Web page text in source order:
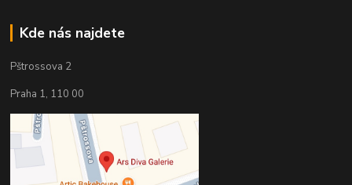
Kde nás najdete
Pštrossova 2
Praha 1, 110 00